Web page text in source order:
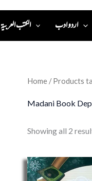
الكتب العربية اردو ادب
Home / Products
Madani Book
Showing all 2